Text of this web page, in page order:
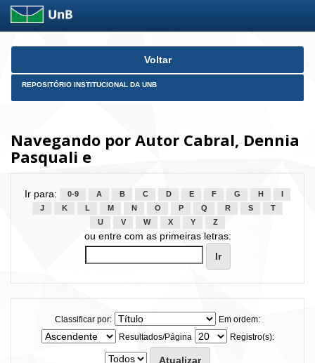
Skip
Voltar
REPOSITÓRIO INSTITUCIONAL DA UNB
Navegando por Autor Cabral, Dennia
Pasquali e
Ir para: 0-9 A B C D E F G H
J
K L M N O P Q R S
T
U
V W X Y Z
ou entre com as primeiras letras:
Classificar por:
Em ordem:
Resultados/Página
Registro(s):